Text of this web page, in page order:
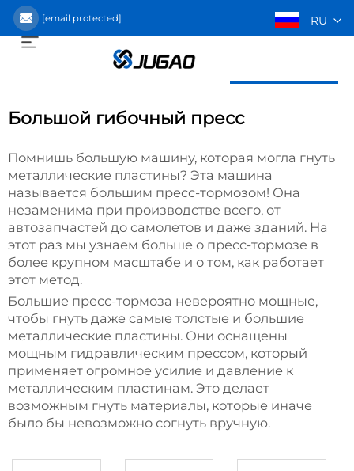
[email protected] RU
Большой гибочный пресс
Помнишь большую машину, которая могла гнуть
металлические пластины? Эта машина
называется большим пресс-тормозом! Она
незаменима при производстве всего, от
автозапчастей до самолетов и даже зданий. На
этот раз мы узнаем больше о пресс-тормозе в
более крупном масштабе и о том, как работает
этот метод.
Большие пресс-тормоза невероятно мощные,
чтобы гнуть даже самые толстые и большие
металлические пластины. Они оснащены
мощным гидравлическим прессом, который
применяет огромное усилие и давление к
металлическим пластинам. Это делает
возможным гнуть материалы, которые иначе
было бы невозможно согнуть вручную.